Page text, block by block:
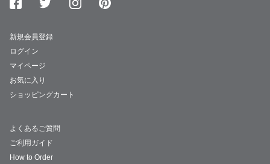
新規会員登録
ログイン
マイページ
お気に入り
ショッピングカート
よくあるご質問
ご利用ガイド
How to Order